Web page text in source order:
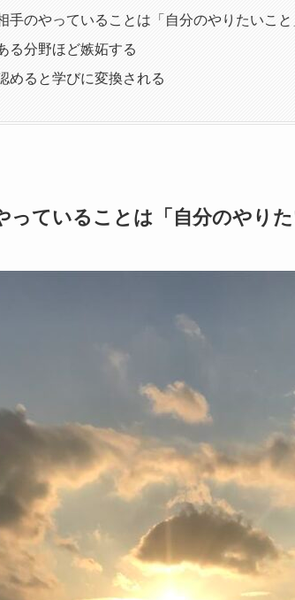
手のやっていることは「自分のやりたいこと
る分野ほど嫉妬する
めると学びに変換される
っていることは「自分のやりた